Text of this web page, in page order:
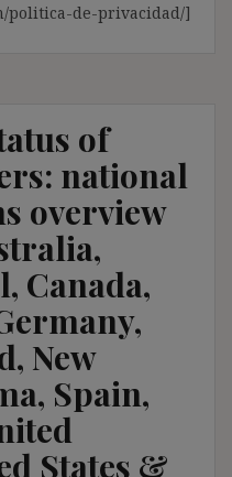
politica-de-privacidad/]
of
national
overview
Canada,
New
Spain,
States &